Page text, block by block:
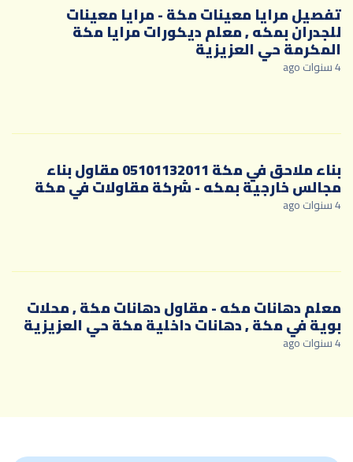
تفصيل مرايا معينات مكة - مرايا معينات
للجدران بمكه , معلم ديكورات مرايا مكة
المكرمة حي العزيزية
4 سنوات ago
بناء ملاحق في مكة 05101132011 مقاول بناء
مجالس خارجية بمكه - شركة مقاولات في مكة
4 سنوات ago
معلم دهانات مكه - مقاول دهانات مكة , محلات
بوية في مكة , دهانات داخلية مكة حي العزيزية
4 سنوات ago